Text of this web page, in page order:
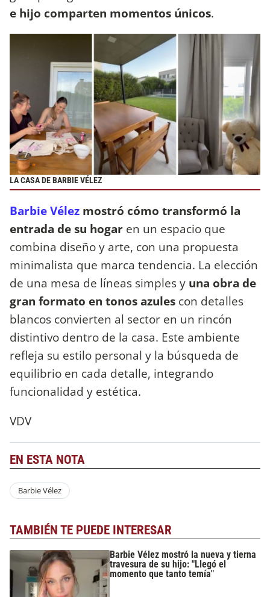
e hijo comparten momentos únicos.
LA CASA DE BARBIE VÉLEZ
Barbie Vélez mostró cómo transformó la
entrada de su hogar en un espacio que
combina diseño y arte, con una propuesta
minimalista que marca tendencia. La elección
de una mesa de líneas simples y una obra de
gran formato en tonos azules con detalles
blancos convierten al sector en un rincón
distintivo dentro de la casa. Este ambiente
refleja su estilo personal y la búsqueda de
equilibrio en cada detalle, integrando
funcionalidad y estética.
VDV
EN ESTA NOTA
Barbie Vélez
TAMBIÉN TE PUEDE INTERESAR
Barbie Vélez mostró la nueva y tierna
travesura de su hijo: "Llegó el
momento que tanto temía"